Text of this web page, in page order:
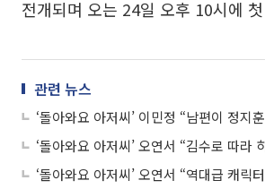
전개되며 오는 24일 오후 10시에
관련 뉴스